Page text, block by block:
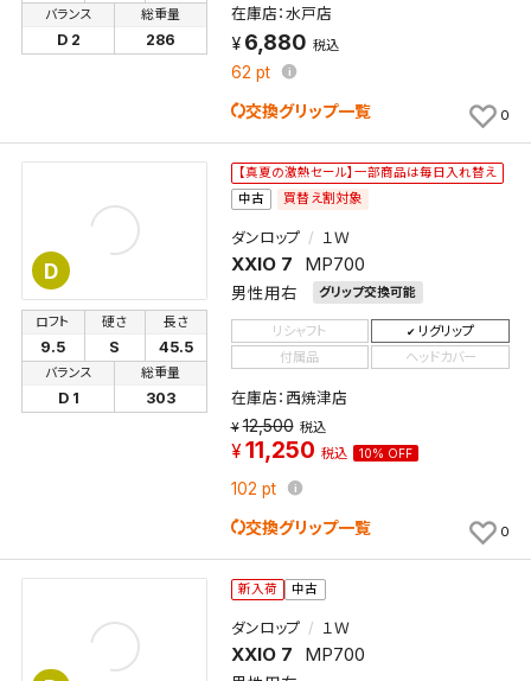
バランス
D 2
総重量
286
在庫店：水戸店
6,880 税込
62 pt
交換グリップ一覧 0
D
【真夏の激熱セール】一部商品は毎日入れ替え
中古
買替え割対象
ダンロップ １Ｗ
XXIO 7 MP700
男性用右
グリップ交換可能
ロフト
9.5
硬さ
S
長さ
45.5
バランス
D 1
総重量
303
リシャフト
リグリップ
付属品
ヘッドカバー
在庫店：西焼津店
12,500 税込
11,250 税込 10% OFF
102 pt
交換グリップ一覧 0
新入荷 中古
ダンロップ １Ｗ
XXIO 7 MP700
検索条件を保存